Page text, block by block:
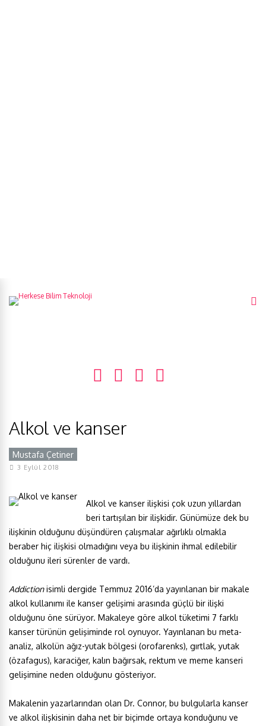
Alkol ve kanser
Mustafa Çetiner
3 Eylül 2018
Alkol ve kanser ilişkisi çok uzun yıllardan
beri tartışılan bir ilişkidir. Günümüze dek bu
ilişkinin olduğunu düşündüren çalışmalar ağırlıklı olmakla
beraber hiç ilişkisi olmadığını veya bu ilişkinin ihmal edilebilir
olduğunu ileri sürenler de vardı.
Addictionisimli dergide Temmuz 2016’da yayınlanan bir makale
alkol kullanımı ile kanser gelişimi arasında güçlü bir ilişki
olduğunu öne sürüyor. Makaleye göre alkol tüketimi 7 farklı
kanser türünün gelişiminde rol oynuyor. Yayınlanan bu meta-
analiz, alkolün ağız-yutak bölgesi (orofarenks), gırtlak, yutak
(özafagus), karaciğer, kalın bağırsak, rektum ve meme kanseri
gelişimine neden olduğunu gösteriyor.
Makalenin yazarlarından olan Dr. Connor, bu bulgularla kanser
ve alkol ilişkisinin daha net bir biçimde ortaya konduğunu ve